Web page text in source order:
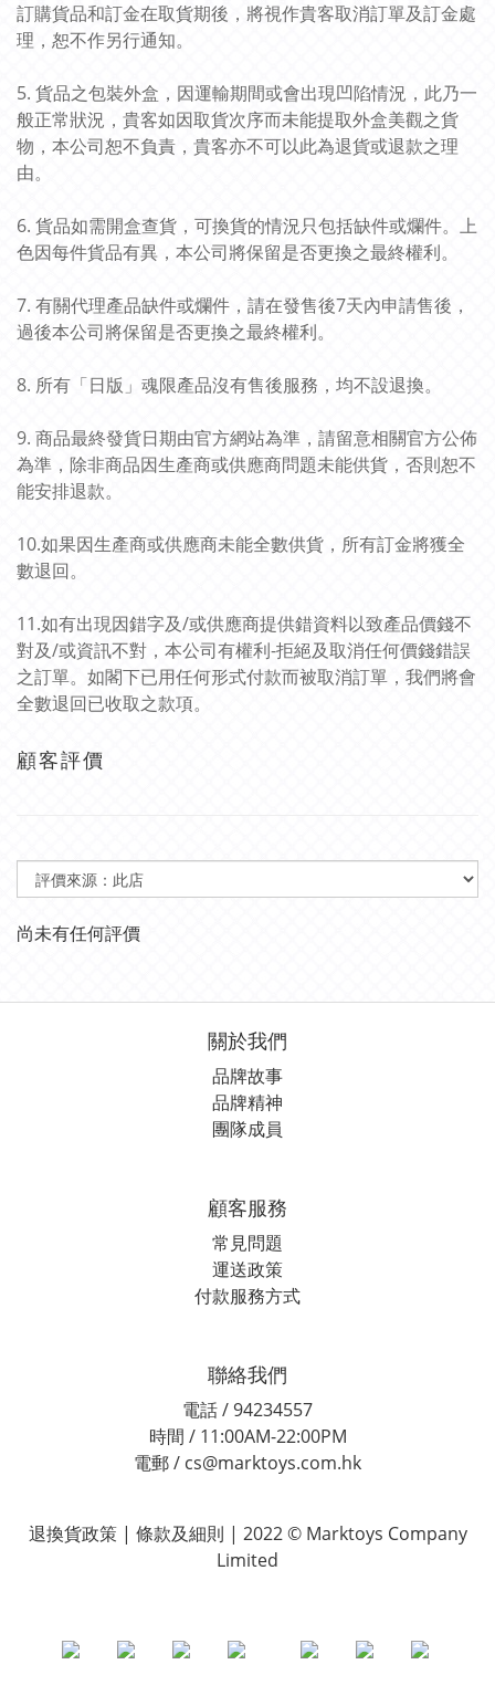
訂購貨品和訂金在取貨期後，將視作貴客取消訂單及訂金處
理，恕不作另行通知。
5. 貨品之包裝外盒，因運輸期間或會出現凹陷情況，此乃一
般正常狀況，貴客如因取貨次序而未能提取外盒美觀之貨
物，本公司恕不負責，貴客亦不可以此為退貨或退款之理
由。
6. 貨品如需開盒查貨，可換貨的情況只包括缺件或爛件。上
色因每件貨品有異，本公司將保留是否更換之最終權利。
7. 有關代理產品缺件或爛件，請在發售後7天內申請售後，
過後本公司將保留是否更換之最終權利。
8. 所有「日版」魂限產品沒有售後服務，均不設退換。
9. 商品最終發貨日期由官方網站為準，請留意相關官方公佈
為準，除非商品因生產商或供應商問題未能供貨，否則恕不
能安排退款。
10.如果因生產商或供應商未能全數供貨，所有訂金將獲全
數退回。
11.如有出現因錯字及/或供應商提供錯資料以致產品價錢不
對及/或資訊不對，本公司有權利-拒絕及取消任何價錢錯誤
之訂單。如閣下已用任何形式付款而被取消訂單，我們將會
全數退回已收取之款項。
顧客評價
尚未有任何評價
關於我們
品牌故事
品牌精神
團隊成員
顧客服務
常見問題
運送政策
付款服務方式
聯絡我們
電話 / 94234557
時間 / 11:00AM-22:00PM
電郵 / cs@marktoys.com.hk
退換貨政策 | 條款及細則 | 2022 © Marktoys Company
Limited